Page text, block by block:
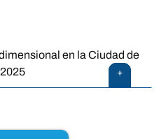
en la Ciudad de
+